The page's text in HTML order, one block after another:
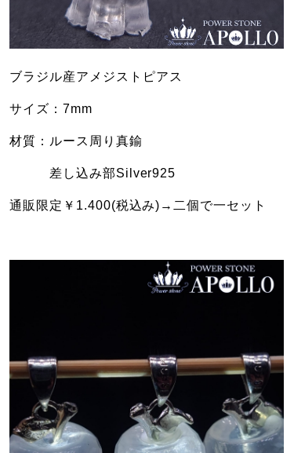
ブラジル産アメジストピアス
サイズ：7mm
材質：ルース周り真鍮
差し込み部Silver925
通販限定￥1.400(税込み)→二個で一セット